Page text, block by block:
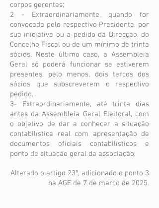
corpos gerentes;
2 - Extraordinariamente, quando for
convocada pelo respectivo Presidente, por
sua iniciativa ou a pedido da Direcção, do
Concelho Fiscal ou de um mínimo de trinta
sócios. Neste último caso, a Assembleia
Geral só poderá funcionar se estiverem
presentes, pelo menos, dois terços dos
sócios que subscreverem o respectivo
pedido.
3- Extraordinariamente, até trinta dias
antes da Assembleia Geral Eleitoral, com
o objetivo de dar a conhecer a situação
contabilística real com apresentação de
documentos oficiais contabilísticos e
ponto de situação geral da associação.
Alterado o artigo 23º, adicionado o ponto 3
na AGE de 7 de março de 2025.